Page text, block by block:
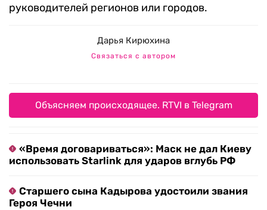
руководителей регионов или городов.
Дарья Кирюхина
Связаться с автором
Объясняем происходящее. RTVI в Telegram
«Время договариваться»: Маск не дал Киеву
использовать Starlink для ударов вглубь РФ
Старшего сына Кадырова удостоили звания
Героя Чечни